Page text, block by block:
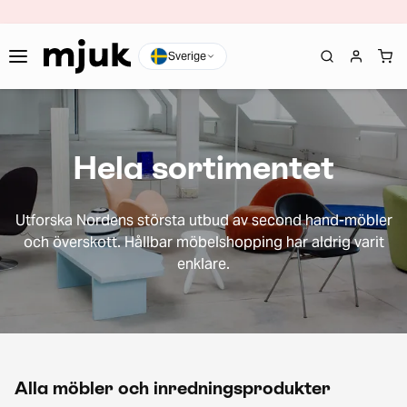
Sverige
Hela sortimentet
Utforska Nordens största utbud av second hand-möbler
och överskott. Hållbar möbelshopping har aldrig varit
enklare.
Alla möbler och inredningsprodukter